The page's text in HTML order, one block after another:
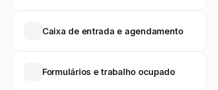
Caixa de entrada e agendamento
Formulários e trabalho ocupado